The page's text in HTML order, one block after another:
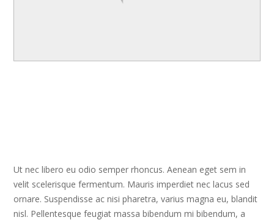
Ut nec libero eu odio semper rhoncus. Aenean eget sem in
velit scelerisque fermentum. Mauris imperdiet nec lacus sed
ornare. Suspendisse ac nisi pharetra, varius magna eu, blandit
nisl. Pellentesque feugiat massa bibendum mi bibendum, a